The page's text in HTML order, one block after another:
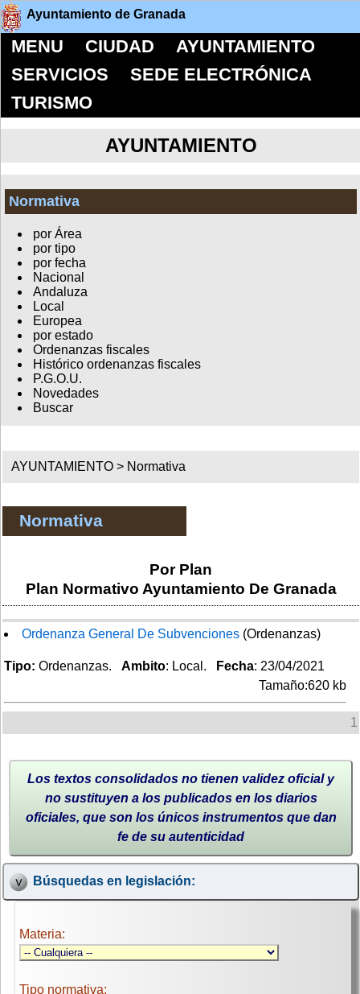
Ayuntamiento de Granada
MENU CIUDAD
AYUNTAMIENTO
SERVICIOS
SEDE ELECTRÓNICA
TURISMO
AYUNTAMIENTO
Normativa
por Área
por tipo
por fecha
Nacional
Andaluza
Local
Europea
por estado
Ordenanzas fiscales
Histórico ordenanzas fiscales
P.G.O.U.
Novedades
Buscar
AYUNTAMIENTO > Normativa
Normativa
Por Plan
Plan Normativo Ayuntamiento De Granada
Ordenanza General De Subvenciones (Ordenanzas)
Tipo: Ordenanzas. Ambito: Local. Fecha: 23/04/2021
Tamaño:620 kb
1
Los textos consolidados no tienen validez oficial y
no sustituyen a los publicados en los diarios
oficiales, que son los únicos instrumentos que dan
fe de su autenticidad
Búsquedas en legislación:
Materia:
Tipo normativa: